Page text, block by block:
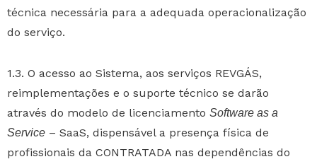
técnica necessária para a adequada operacionalização
do serviço.
1.3. O acesso ao Sistema, aos serviços REVGÁS,
reimplementações e o suporte técnico se darão
através do modelo de licenciamento Software as a
Service – SaaS, dispensável a presença física de
profissionais da CONTRATADA nas dependências do